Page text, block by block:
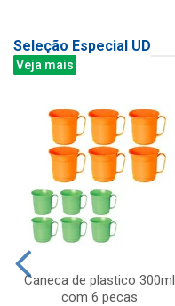
Seleção Especial UD
Veja mais
Caneca de plastico 300ml
com 6 pecas